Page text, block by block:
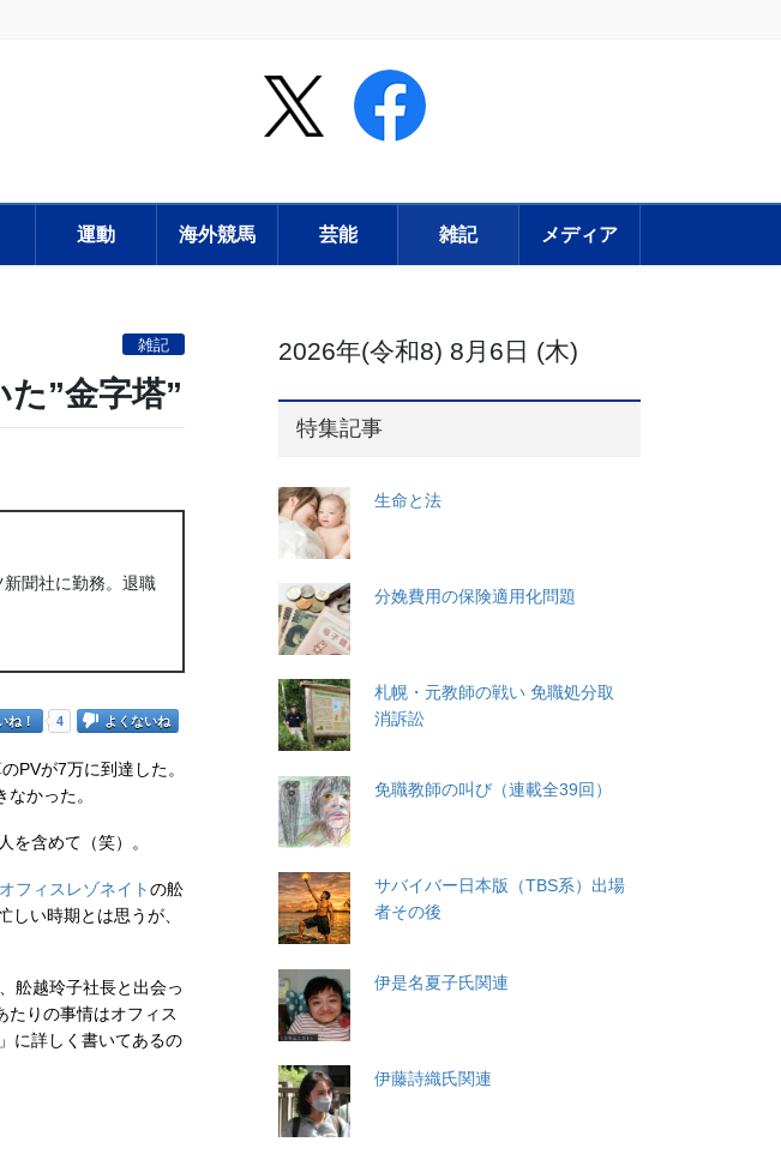
運動 海外競馬 芸能 雑記 メディア
雑記
”金字塔”
聞社に勤務。退職
ね！ 4 よくないね
PVが7万に到達した。
かった。
含めて（笑）。
オフィスレゾネイトの舩
い時期とは思うが、
舩越玲子社長と出会っ
たりの事情はオフィス
」に詳しく書いてあるの
2026年(令和8) 8月6日 (木)
特集記事
生命と法
分娩費用の保険適用化問題
札幌・元教師の戦い 免職処分取
消訴訟
免職教師の叫び（連載全39回）
サバイバー日本版（TBS系）出場
者その後
伊是名夏子氏関連
伊藤詩織氏関連